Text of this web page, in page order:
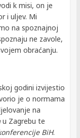
k misi, on je
i uljev. Mi
na spoznajnoj
ne zavole,
obraćanju.
godini izvijestio
je o normama
na
u Zagrebu te
BiH.